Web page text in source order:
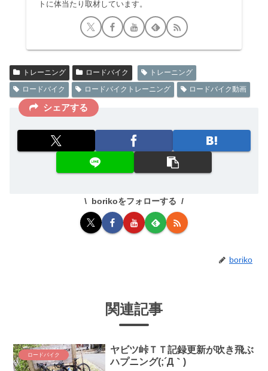
トに体当たり取材しています。
トレーニング ロードバイク
トレーニング
ロードバイク
ロードバイクトレーニング ロードバイク動画
シェアする
borikoをフォローする
boriko
関連記事
ロードバイク
ヤビツ峠ＴＴ記録更新が吹き飛ぶ
ハプニング(;´Д｀)